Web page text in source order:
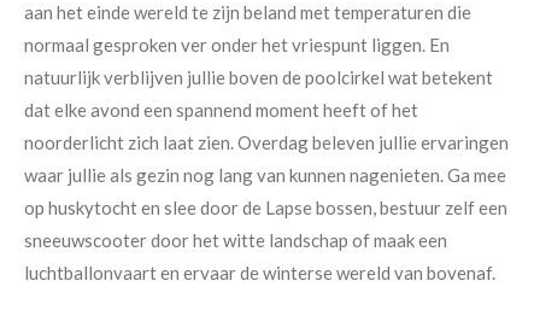
aan het einde wereld te zijn beland met temperaturen die
normaal gesproken ver onder het vriespunt liggen. En
natuurlijk verblijven jullie boven de poolcirkel wat betekent
dat elke avond een spannend moment heeft of het
noorderlicht zich laat zien. Overdag beleven jullie ervaringen
waar jullie als gezin nog lang van kunnen nagenieten. Ga mee
op huskytocht en slee door de Lapse bossen, bestuur zelf een
sneeuwscooter door het witte landschap of maak een
luchtballonvaart en ervaar de winterse wereld van bovenaf.